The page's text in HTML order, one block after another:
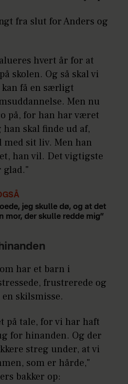
fra slut for Anders og
hvert år for at
skolen. Og så skal vi
få en særligt
Men nu
på, for han har været
skal finde ud af,
med sit liv. Men han
han vil. Det vigtigste
glad."
jeg skulle dø, og at det
mor, der skulle redde mig”
har et barn i
frustrerede og
skilsmisse.
på tale, for vi har haft
for hinanden. Og der
streg under, at vi
som er hårde,"
bakker op: